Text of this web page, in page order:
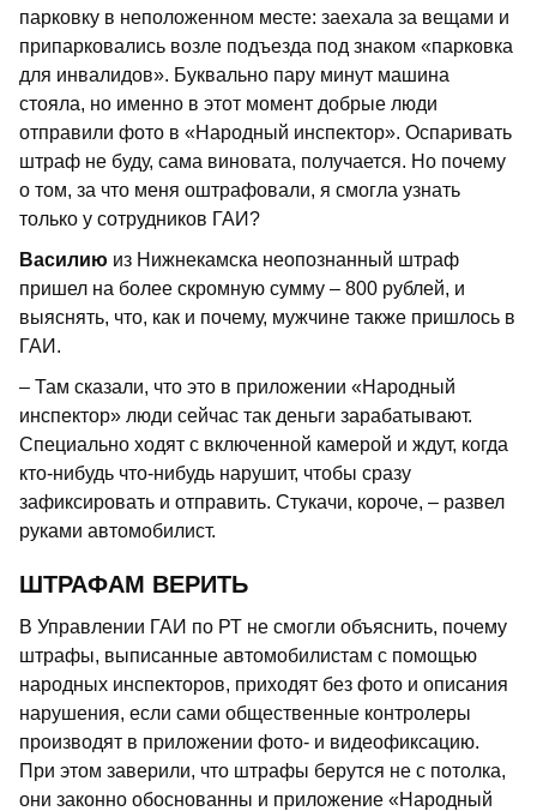
парковку в неположенном месте: заехала за вещами и
припарковались возле подъезда под знаком «парковка
для инвалидов». Буквально пару минут машина
стояла, но именно в этот момент добрые люди
отправили фото в «Народный инспектор». Оспаривать
штраф не буду, сама виновата, получается. Но почему
о том, за что меня оштрафовали, я смогла узнать
только у сотрудников ГАИ?
Василию из Нижнекамска неопознанный штраф
пришел на более скромную сумму – 800 рублей, и
выяснять, что, как и почему, мужчине также пришлось в
ГАИ.
– Там сказали, что это в приложении «Народный
инспектор» люди сейчас так деньги зарабатывают.
Специально ходят с включенной камерой и ждут, когда
кто-нибудь что-нибудь нарушит, чтобы сразу
зафиксировать и отправить. Стукачи, короче, – развел
руками автомобилист.
ШТРАФАМ ВЕРИТЬ
В Управлении ГАИ по РТ не смогли объяснить, почему
штрафы, выписанные автомобилистам с помощью
народных инспекторов, приходят без фото и описания
нарушения, если сами общественные контролеры
производят в приложении фото- и видеофиксацию.
При этом заверили, что штрафы берутся не с потолка,
они законно обоснованны и приложение «Народный